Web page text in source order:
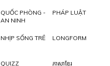
QUỐC PHÒNG -
AN NINH
PHÁP LUẬT
NHỊP SỐNG TRẺ LONGFORM
QUIZZ ភាសាខ្មែរ